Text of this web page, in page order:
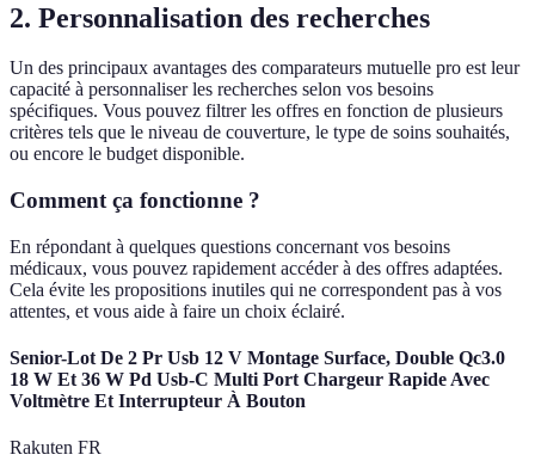
2. Personnalisation des recherches
Un des principaux avantages des comparateurs mutuelle pro est leur
capacité à personnaliser les recherches selon vos besoins
spécifiques. Vous pouvez filtrer les offres en fonction de plusieurs
critères tels que le niveau de couverture, le type de soins souhaités,
ou encore le budget disponible.
Comment ça fonctionne ?
En répondant à quelques questions concernant vos besoins
médicaux, vous pouvez rapidement accéder à des offres adaptées.
Cela évite les propositions inutiles qui ne correspondent pas à vos
attentes, et vous aide à faire un choix éclairé.
Senior-Lot De 2 Pr Usb 12 V Montage Surface, Double Qc3.0
18 W Et 36 W Pd Usb-C Multi Port Chargeur Rapide Avec
Voltmètre Et Interrupteur À Bouton
Rakuten FR